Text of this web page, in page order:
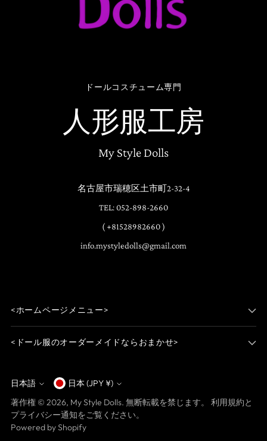
ドールコスチューム専門
人形服工房
My Style Dolls
名古屋市瑞穂区土市町2-32-4
TEL: 052-898-2660
( +81528982660 )
info.mystyledolls@gmail.com
<ホームページメニュー>
<ドール服のオーダーメイドならおまかせ>
言
語
日本語
通
貨
日本 (JPY ¥)
著作権 © 2026, My Style Dolls. 無断転載を禁じます。 利用規約と
プライバシー通知をご覧ください。
Powered by Shopify